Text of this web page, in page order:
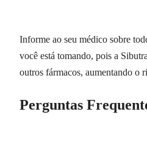
Informe ao seu médico sobre
você está tomando, pois a
outros fármacos, aumentando o
Perguntas